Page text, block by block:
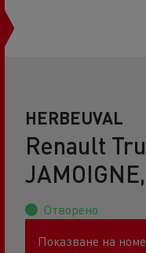
HERBEUVAL
Renault
Отворено
Показване на